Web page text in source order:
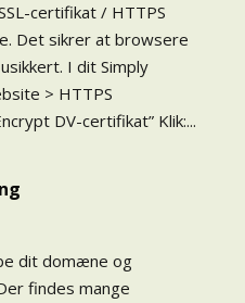
certifikat / HTTPS
Det sikrer at browsere
I dit Simply
> HTTPS
DV-certifikat” Klik:...
dit domæne og
findes mange